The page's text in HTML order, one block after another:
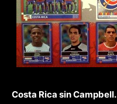
Costa Rica sin Campbell.